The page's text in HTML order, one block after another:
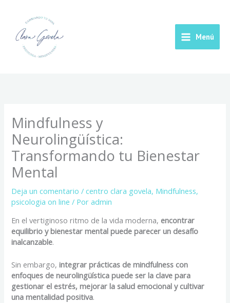
contenido
MenuMenú
Mindfulness y
Neurolingüística:
Transformando tu Bienestar
Mental
Deja un comentario /centro clara govela, Mindfulness,
psicologia on line / Poradmin
En el vertiginoso ritmo de la vida moderna, encontrar
equilibrio y bienestar mental puede parecer un desafío
inalcanzable.
Sin embargo,integrar prácticas de mindfulness con
enfoques de neurolingüística puede ser la clave para
gestionar el estrés, mejorar la salud emocional y cultivar
una mentalidad positiva.